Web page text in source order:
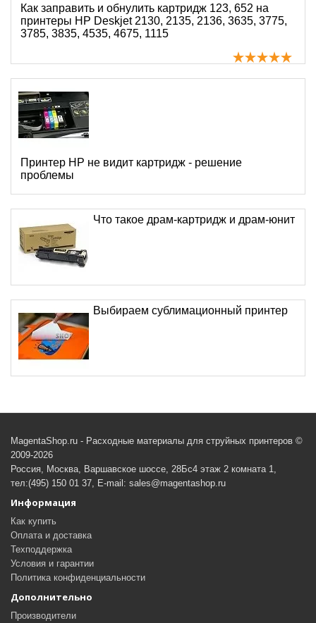
Как заправить и обнулить картридж 123, 652 на
принтеры HP Deskjet 2130, 2135, 2136, 3635, 3775,
3785, 3835, 4535, 4675, 1115
Принтер HP не видит картридж - решение
проблемы
Что такое драм-картридж и драм-юнит
Выбираем сублимационный принтер
MagentaShop.ru - Расходные материалы для струйных принтеров ©
2009-2026
Россия, Москва, Варшавское шоссе, 28Бс4 этаж 2 комната 1,
тел:(495) 150 01 37, E-mail: sales@magentashop.ru
Информация
Как купить
Оплата и доставка
Техподдержка
Условия и гарантии
Политика конфиденциальности
Дополнительно
Производители